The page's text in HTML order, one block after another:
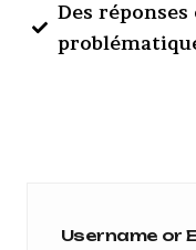
Des
Username or